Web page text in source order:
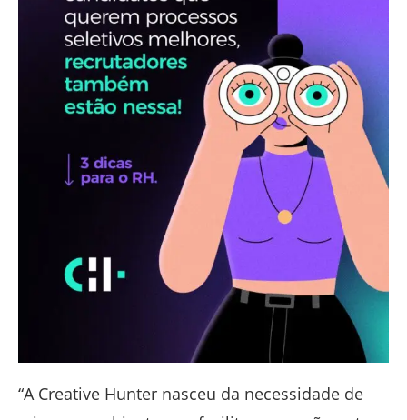
“A Creative Hunter nasceu da necessidade de